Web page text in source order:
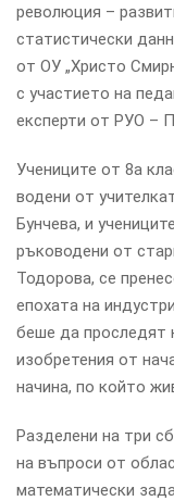
революция –
статистически
от ОУ „Христо
с участието на
експерти от РУО –
Учениците от 8а
водени от
Бунчева, и
ръководени от
Тодорова, се
епохата на
беше да проследят
изобретения от
начина, по който
Разделени на три
на въпроси от
математически